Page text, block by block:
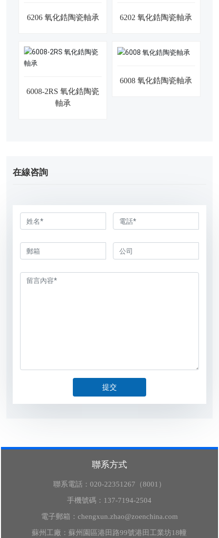
6206 氧化鋯陶瓷軸承 6202 氧化鋯陶瓷軸承
6008-2RS 氧化鋯陶瓷
軸承
6008 氧化鋯陶瓷軸承
在線咨詢
提交
聯系方式
聯系電話： 020-22351267（8001）
手機號碼： 137-7194-2504
電子郵箱： chengxun.zhao@zoenchina.com
蘇州工廠：蘇州園區港田路99號港田工業坊18幢